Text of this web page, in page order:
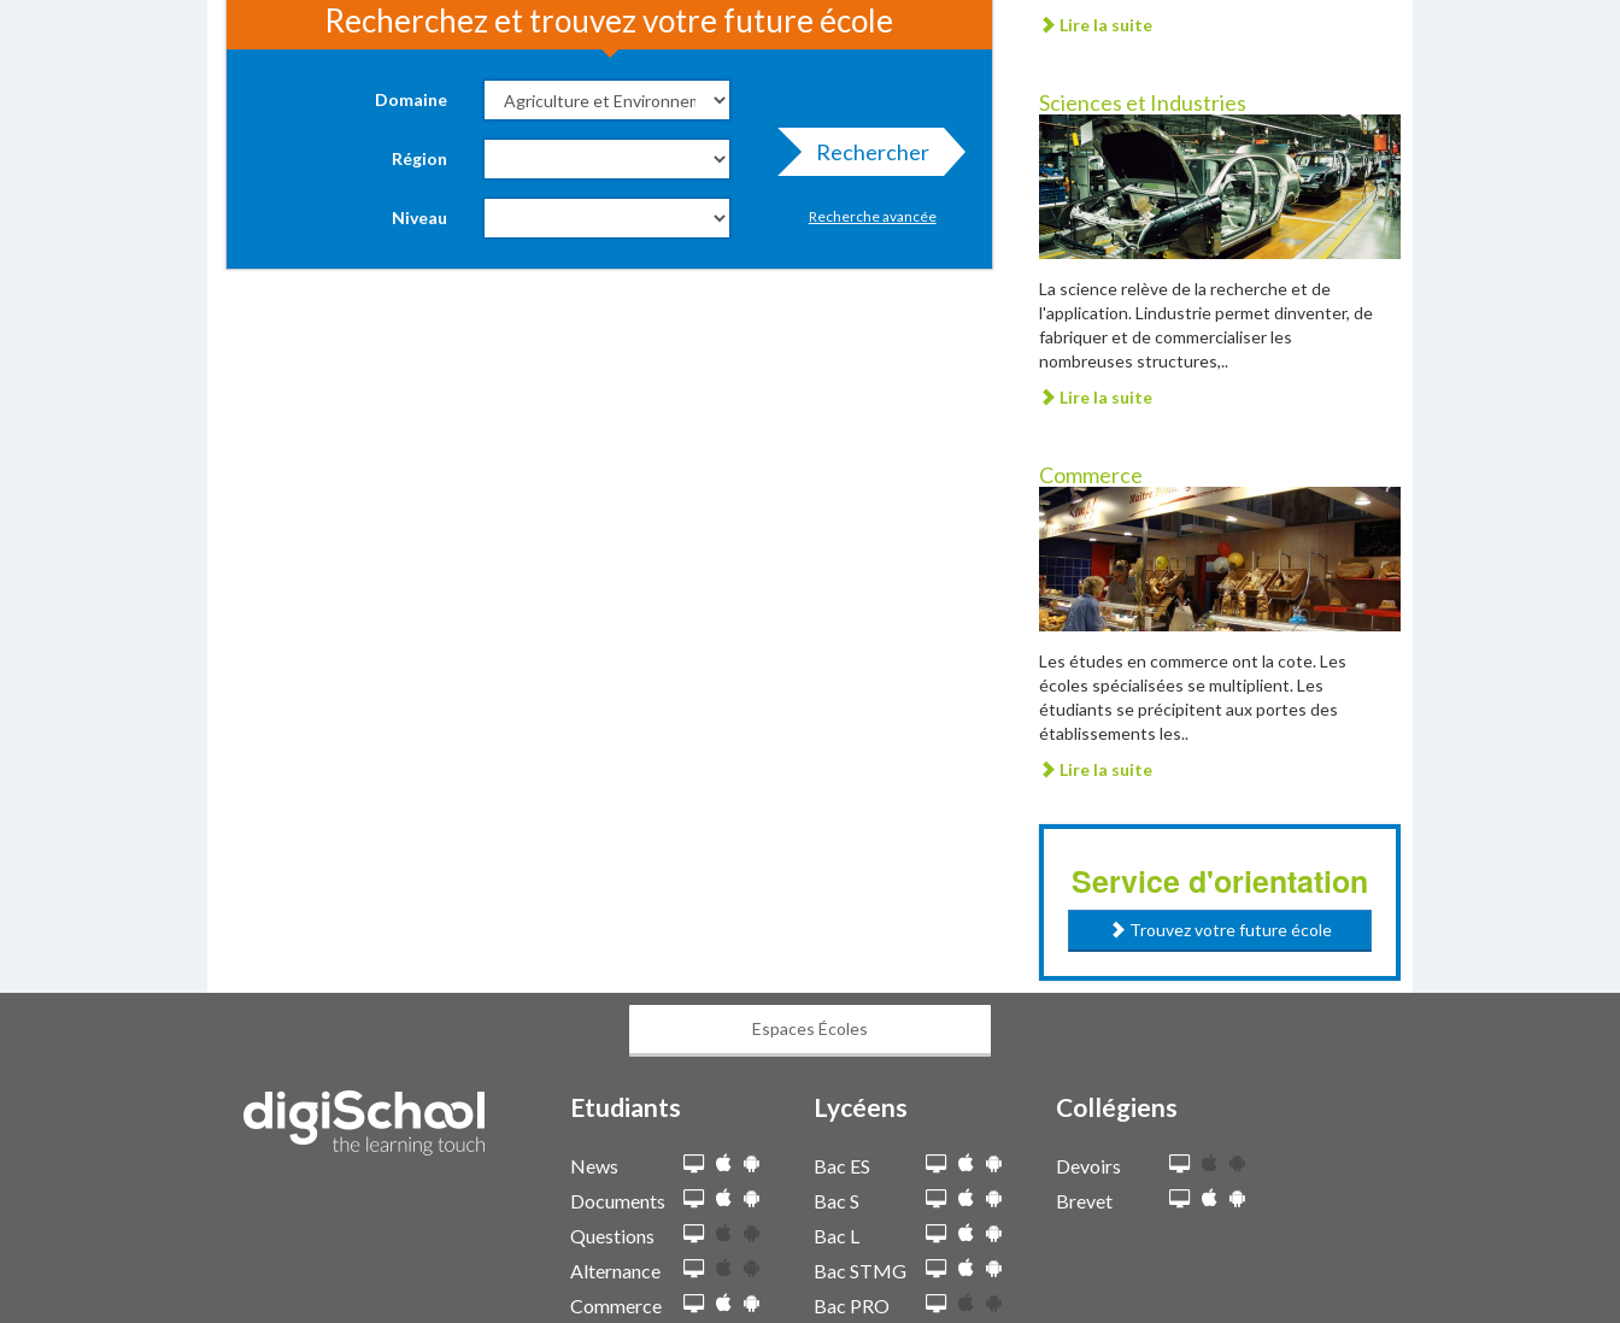
Recherchez et trouvez votre future école
Domaine
Région
Niveau
Rechercher
Recherche avancée
Lire la suite
Sciences et Industries
La science relève de la recherche et de
l'application. Lindustrie permet dinventer, de
fabriquer et de commercialiser les
nombreuses structures,..
Lire la suite
Commerce
Les études en commerce ont la cote. Les
écoles spécialisées se multiplient. Les
étudiants se précipitent aux portes des
établissements les..
Lire la suite
Service d'orientation
Trouvez votre future école
Espaces Écoles
Etudiants
News
Documents
Questions
Alternance
Commerce
Lycéens
Bac ES
Bac S
Bac L
Bac STMG
Bac PRO
Collégiens
Devoirs
Brevet